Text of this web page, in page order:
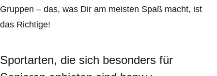
Gruppen – das, was Dir am meisten Spaß macht, ist
das Richtige!
Sportarten, die sich besonders für